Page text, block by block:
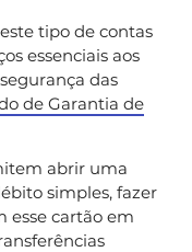
tipo de contas
essenciais aos
das
de Garantia de
abrir uma
simples, fazer
esse cartão em